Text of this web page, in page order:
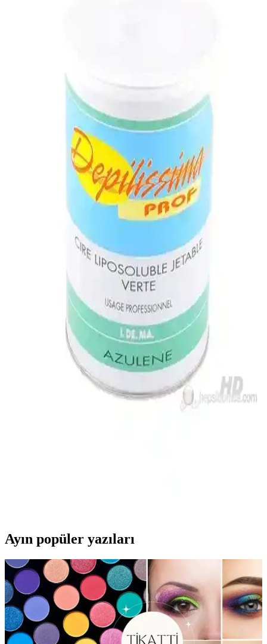
Güvenilir epilasyon yöntemleri ve doğal çözümler hakkında bilgi
edinerek, sağlıklı ve etkili tüy giderme seçeneklerini öğrenin.
Agda ve İnci Setleri: Modern Programlama ve
Matematikte Güvenilirlik Sağlayan Yaklaşımlar
Agda, bağımlı tipler ve fonksiyonel paradigmasıyla güvenilir
programlama ve matematiksel kanıtlar sağlar. İnci setleriyle
desteklenen bu sistem, akademik ve araştırma alanında önemli bir
Ağda Sonrası Tüy Masaj Yağı ile Cilt Bakımında
Yeni Dönem ve Etkili Sonuçlar
Ağda sonrası cilt rahatlatıcı ve tüy uzama süresini geciktiren 50ml'lik
masaj yağı, doğal içerikleriyle cildi yatıştırır, nemlendirir ve
pürüzsüzleştirir, düzenli kullanımda etkili sonuçlar sağlar.
Agiss Boncuk Ağda Makinesi ile Evde Profesyonel
Ağda Deneyimi Sağlayın
Agiss boncuk ağda makinesi, kolay kullanım ve etkili sonuçlar
sunan, evde profesyonel ağda deneyimi sağlayan bir cihazdır. Farklı
modeller ve fiyat seçenekleriyle cilt bakımınıza yeni bir boyut katın.
Genel Markalar Sir Ağda Bantları ve ISANA Soğuk
Ağda Bandı Karşılaştırması
Hassas ciltler için uygun sir ağda bantları ve soğuk ağda
Ayın popüler yazıları